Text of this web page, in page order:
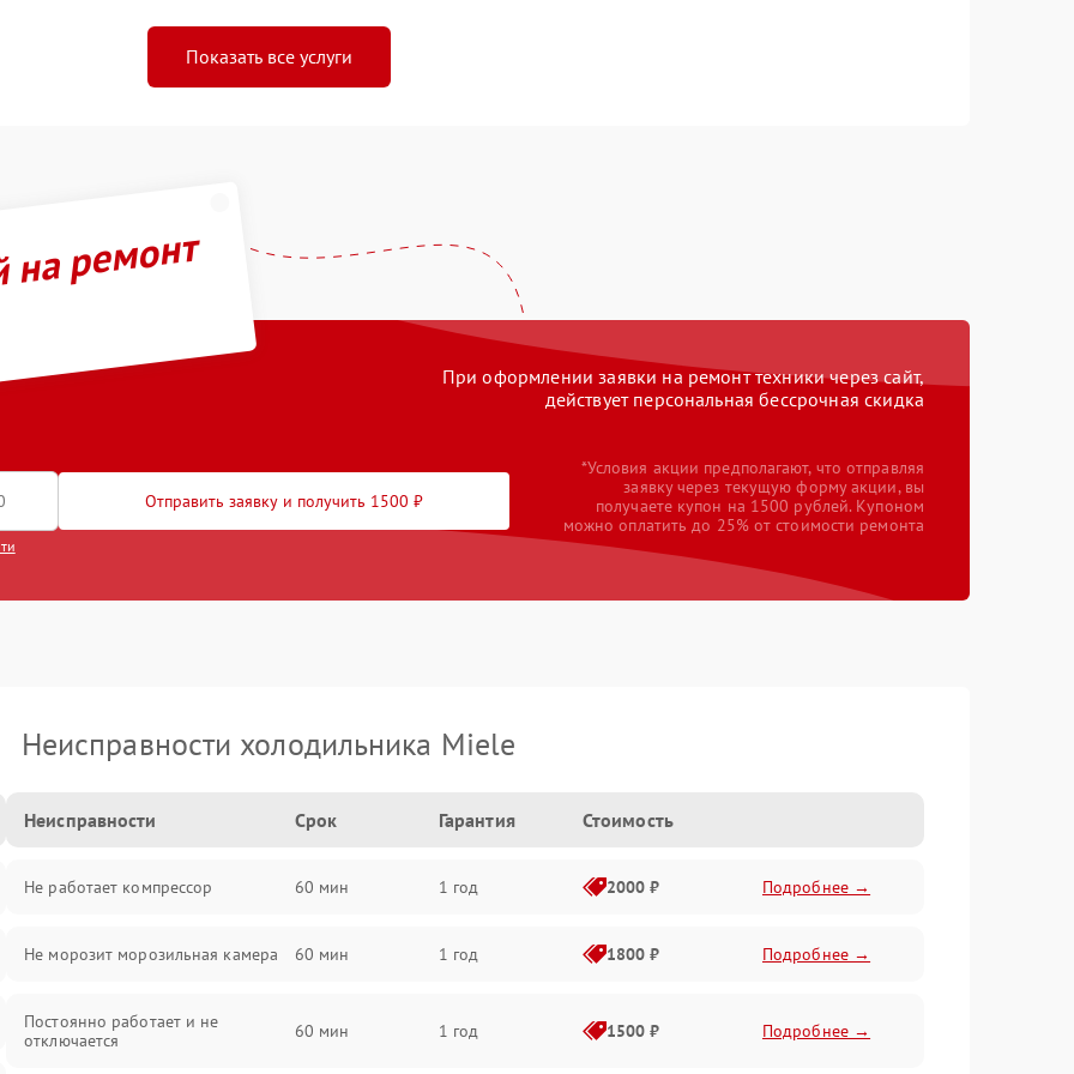
Показать все услуги
ремонт
При оформлении заявки на ремонт техники через сайт,
действует персональная бессрочная скидка
Отправить заявку и получить 1500 ₽
*Условия акции предполагают, что отправляя
заявку через текущую форму акции, вы
получаете купон на 1500 рублей. Купоном
можно оплатить до 25% от стоимости ремонта
Неисправности холодильника Miele
Неисправности Срок Гарантия Стоимость
Не работает компрессор 60 мин 1 год 2000 ₽ Подробнее →
Не морозит морозильная камера 60 мин 1 год 1800 ₽ Подробнее →
Постоянно работает и не
отключается
60 мин 1 год 1500 ₽ Подробнее →